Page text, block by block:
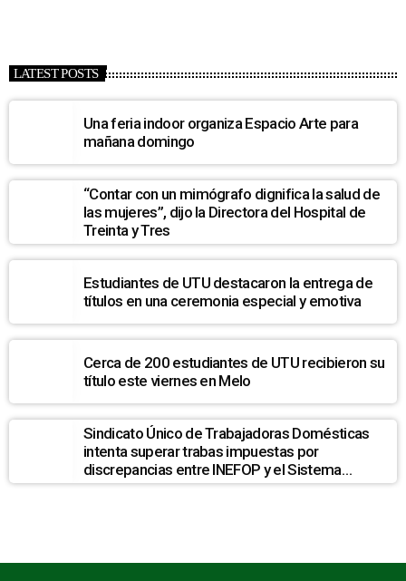
LATEST POSTS
Una feria indoor organiza Espacio Arte para
mañana domingo
“Contar con un mimógrafo dignifica la salud de
las mujeres”, dijo la Directora del Hospital de
Treinta y Tres
Estudiantes de UTU destacaron la entrega de
títulos en una ceremonia especial y emotiva
Cerca de 200 estudiantes de UTU recibieron su
título este viernes en Melo
Sindicato Único de Trabajadoras Domésticas
intenta superar trabas impuestas por
discrepancias entre INEFOP y el Sistema
Nacional de Cuidados